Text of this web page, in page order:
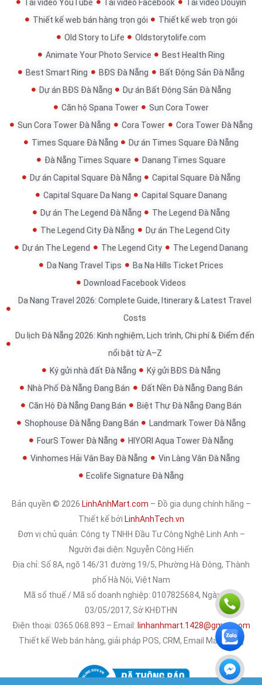
Tải video YouTube
Tải video Facebook
Tải video Douyin
Thiết kế web bán hàng trọn gói
Thiết kế web trọn gói
Old Story to Life
Oldstorytolife.com
Animate Your Photo Service
Best Health Ring
Best Smart Ring
BĐS Đà Nẵng
Bất Động Sản Đà Nẵng
Dự án BĐS Đà Nẵng
Dự án Bất Động Sản Đà Nẵng
Căn hộ Spana Tower
Sun Cora Tower
Sun Cora Tower Đà Nẵng
Cora Tower
Cora Tower Đà Nẵng
Times Square Đà Nẵng
Dự án Times Square Đà Nẵng
Đà Nẵng Times Square
Danang Times Square
Dự án Capital Square Đà Nẵng
Capital Square Đà Nẵng
Capital Square Da Nang
Capital Square Danang
Dự án The Legend Đà Nẵng
The Legend Đà Nẵng
The Legend City Đà Nẵng
Dự án The Legend City
Dự án The Legend
The Legend City
The Legend Danang
Da Nang Travel Tips
Ba Na Hills Ticket Prices
Download Facebook Videos
Da Nang Travel 2026: Complete Guide, Itinerary & Latest Travel
Costs
Du lịch Đà Nẵng 2026: Kinh nghiệm, Lịch trình, Chi phí & Điểm đến
nổi bật từ A–Z
Ký gửi nhà đất Đà Nẵng
Ký gửi BĐS Đà Nẵng
Nhà Phố Đà Nẵng Đang Bán
Đất Nền Đà Nẵng Đang Bán
Căn Hộ Đà Nẵng Đang Bán
Biệt Thự Đà Nẵng Đang Bán
Shophouse Đà Nẵng Đang Bán
Landmark Tower Đà Nẵng
FourS Tower Đà Nẵng
HIYORI Aqua Tower Đà Nẵng
Vinhomes Hải Vân Bay Đà Nẵng
Vin Làng Vân Đà Nẵng
Ecolife Signature Đà Nẵng
Bản quyền © 2026 LinhAnhMart.com – Đồ gia dụng chính hãng –
Thiết kế bởi LinhAnhTech.vn
Đơn vị chủ quản: Công ty TNHH Đầu Tư Công Nghệ Linh Anh –
Người đại diện: Nguyễn Công Hiến
Địa chỉ: Số 8A, ngõ 146/31 đường 19/5, Phường Hà Đông, Thành
phố Hà Nội, Việt Nam
Mã số thuế / Mã số doanh nghiệp: 0107825684, Ngày cấp:
03/05/2017, Sở KHĐTHN
Điện thoại: 0365.068.893 – Email: linhanhmart.1428@gmail.com
Thiết kế Web bán hàng, giải pháp POS, CRM, Email Marketing